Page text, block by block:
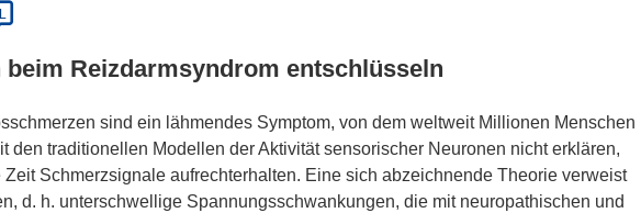
Reizdarmsyndrom entschlüsseln
sind ein lähmendes Symptom, von dem weltweit Millionen Menschen
den traditionellen Modellen der Aktivität sensorischer Neuronen nicht erklären,
Schmerzsignale aufrechterhalten. Eine sich abzeichnende Theorie verweist
d. h. unterschwellige Spannungsschwankungen, die mit neuropathischen und